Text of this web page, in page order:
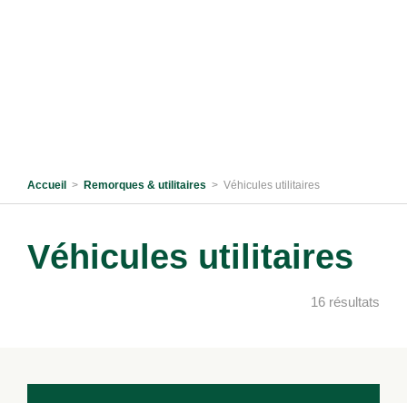
Accueil > Remorques & utilitaires > Véhicules utilitaires
Véhicules utilitaires
16 résultats